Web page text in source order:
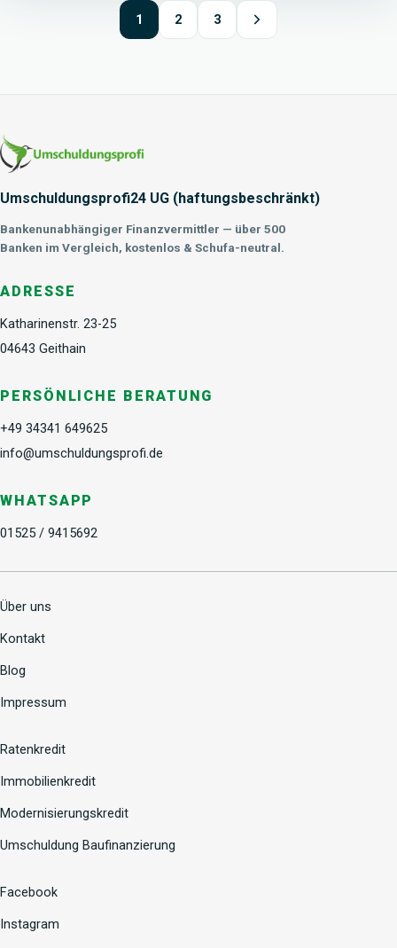
1 2 3
Umschuldungsprofi24 UG (haftungsbeschränkt)
Bankenunabhängiger Finanzvermittler — über 500
Banken im Vergleich, kostenlos & Schufa-neutral.
ADRESSE
Katharinenstr. 23-25
04643 Geithain
PERSÖNLICHE BERATUNG
+49 34341 649625
info@umschuldungsprofi.de
WHATSAPP
01525 / 9415692
Über uns
Kontakt
Blog
Impressum
Ratenkredit
Immobilienkredit
Modernisierungskredit
Umschuldung Baufinanzierung
Facebook
Instagram